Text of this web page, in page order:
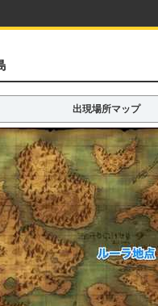
出現場所マップ